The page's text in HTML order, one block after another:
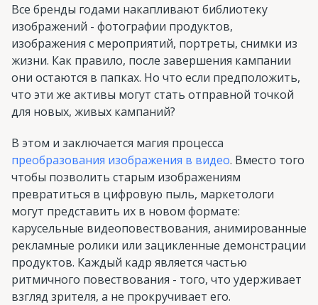
Все бренды годами накапливают библиотеку
изображений - фотографии продуктов,
изображения с мероприятий, портреты, снимки из
жизни. Как правило, после завершения кампании
они остаются в папках. Но что если предположить,
что эти же активы могут стать отправной точкой
для новых, живых кампаний?
В этом и заключается магия процесса
преобразования изображения в видео. Вместо того
чтобы позволить старым изображениям
превратиться в цифровую пыль, маркетологи
могут представить их в новом формате:
карусельные видеоповествования, анимированные
рекламные ролики или зацикленные демонстрации
продуктов. Каждый кадр является частью
ритмичного повествования - того, что удерживает
взгляд зрителя, а не прокручивает его.